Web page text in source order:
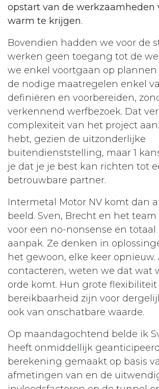
opstart van de werkzaamheden
warm te krijgen.
Bovendien hadden we voor de
werken geen toegang tot de
we enkel voortgaan op plannen
de nodige maatregelen enkel
definiëren en voorbereiden,
verkennend werfbezoek. Dat
complexiteit van het project
hebt, gezien de uitzonderlijke
buitendienststelling, maar 1
je dat je je best kan richten tot
betrouwbare partner.
Intermetal Motor NV komt dan
beeld. Sven, Brecht en het
voor een no-nonsense en
aanpak. Ze denken in
het gewoon, elke keer opnieuw.
contacteren, weten we dat wat
orde komt. Hun grote flexibiliteit
bereikbaarheid zijn voor
ook van onschatbare waarde.
Op maandagochtend belde ik
heeft onmiddellijk
berekening gemaakt op basis
afmetingen van en de